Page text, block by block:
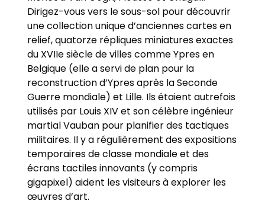
Dirigez-vous vers le sous-sol pour découvrir
une collection unique d’anciennes cartes en
relief, quatorze répliques miniatures exactes
du XVIIe siècle de villes comme Ypres en
Belgique (elle a servi de plan pour la
reconstruction d’Ypres après la Seconde
Guerre mondiale) et Lille. Ils étaient autrefois
utilisés par Louis XIV et son célèbre ingénieur
martial Vauban pour planifier des tactiques
militaires. Il y a régulièrement des expositions
temporaires de classe mondiale et des
écrans tactiles innovants (y compris
gigapixel) aident les visiteurs à explorer les
œuvres d’art.